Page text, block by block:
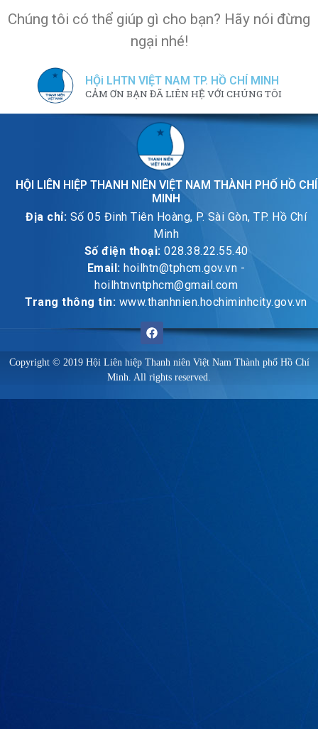
Chúng tôi có thể giúp gì cho bạn? Hãy nói đừng
ngại nhé!
HỘi LHTN VIỆT NAM TP. HỒ CHÍ MINH
CẢM ƠN BẠN ĐÃ LIÊN HỆ VỚI CHÚNG TÔI
HỘI LIÊN HIỆP THANH NIÊN VIỆT NAM THÀNH PHỐ HỒ CHÍ
MINH
Địa chỉ: Số 05 Đinh Tiên Hoàng, P. Sài Gòn, TP. Hồ Chí
Minh
Số điện thoại: 028.38.22.55.40
Email: hoilhtn@tphcm.gov.vn -
hoilhtnvntphcm@gmail.com
Trang thông tin: www.thanhnien.hochiminhcity.gov.vn
Copyright © 2019 Hội Liên hiệp Thanh niên Việt Nam Thành phố Hồ Chí
Minh. All rights reserved.